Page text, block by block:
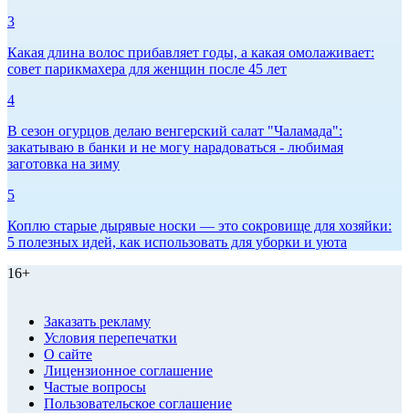
3
Какая длина волос прибавляет годы, а какая омолаживает:
совет парикмахера для женщин после 45 лет
4
В сезон огурцов делаю венгерский салат "Чаламада":
закатываю в банки и не могу нарадоваться - любимая
заготовка на зиму
5
Коплю старые дырявые носки — это сокровище для хозяйки:
5 полезных идей, как использовать для уборки и уюта
16+
Заказать рекламу
Условия перепечатки
О сайте
Лицензионное соглашение
Частые вопросы
Пользовательское соглашение